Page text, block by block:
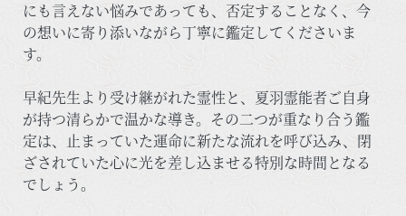
にも言えない悩みであっても、否定することなく、今
の想いに寄り添いながら丁寧に鑑定してくださいま
す。
早紀先生より受け継がれた霊性と、夏羽霊能者ご自身
が持つ清らかで温かな導き。その二つが重なり合う鑑
定は、止まっていた運命に新たな流れを呼び込み、閉
ざされていた心に光を差し込ませる特別な時間となる
でしょう。